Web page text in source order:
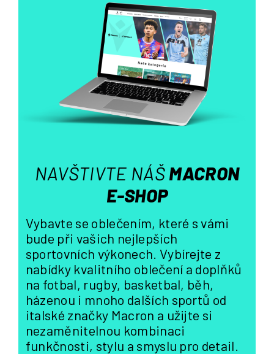
á
d
a
c
í
p
r
v
k
y
p
i
s
NAVŠTIVTE NÁŠMACRON
E-SHOP
Vybavte se oblečením, které s vámi
bude při vašich nejlepších
sportovních výkonech. Vybírejte z
nabídky kvalitního oblečení a doplňků
na fotbal, rugby, basketbal, běh,
házenou i mnoho dalších sportů od
italské značky Macron a užijte si
nezaměnitelnou kombinaci
funkčnosti, stylu a smyslu pro detail.